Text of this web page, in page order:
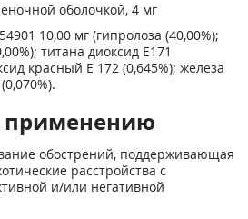
оболочкой, 4 мг
10,00 мг (гипролоза (40,00%);
титана диоксид Е171
красный Е 172 (0,645%); железа
применению
обострений, поддерживающая
расстройства с
и/или негативной